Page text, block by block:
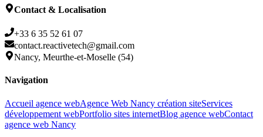
Contact & Localisation
+33 6 35 52 61 07
contact.reactivetech@gmail.com
Nancy, Meurthe-et-Moselle (54)
Navigation
Accueil agence webAgence Web Nancy création siteServices
développement webPortfolio sites internetBlog agence webContact
agence web Nancy